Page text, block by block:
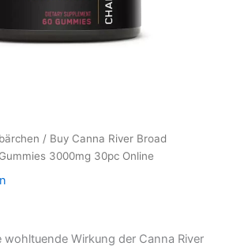
/ Buy Canna River Broad
3000mg 30pc Online
wohltuende Wirkung der Canna River